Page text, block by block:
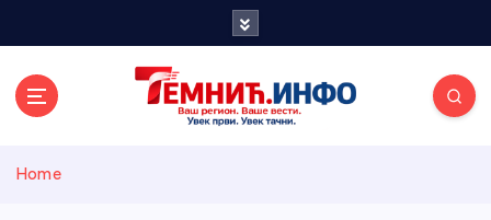
Home